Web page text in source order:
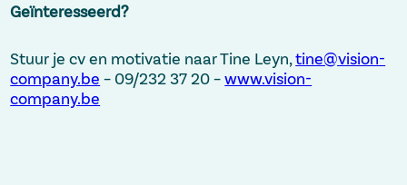
Geïnteresseerd?
Stuur je cv en motivatie naar Tine Leyn,tine@vision-
company.be – 09/232 37 20 –www.vision-
company.be